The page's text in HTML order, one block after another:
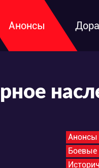
Анонсы
Анонсы
Боевые